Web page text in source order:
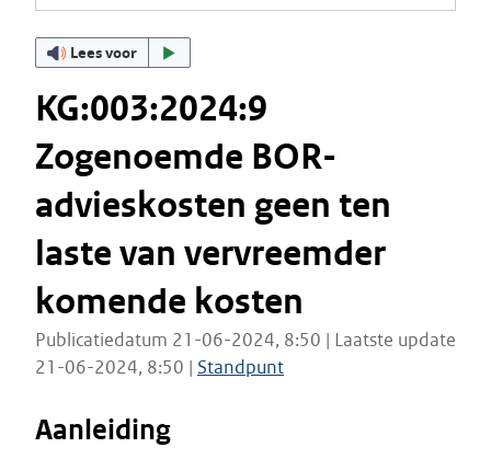
Lees voor
KG:003:2024:9
Zogenoemde BOR-
advieskosten geen ten
laste van vervreemder
komende kosten
Publicatiedatum 21-06-2024, 8:50 | Laatste update
21-06-2024, 8:50 | Standpunt
Aanleiding